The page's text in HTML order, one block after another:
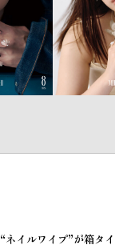
“ネイ ルワ イ プ”が箱タ イ